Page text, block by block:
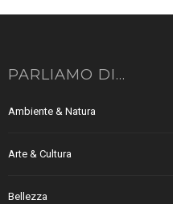
PARLIAMO DI…
Ambiente & Natura
Arte & Cultura
Bellezza